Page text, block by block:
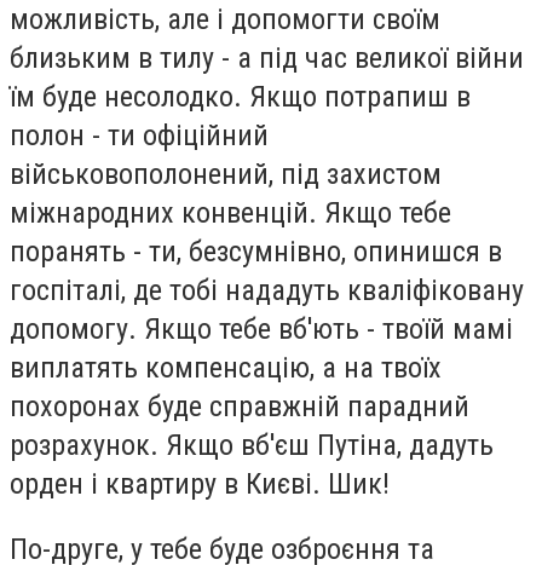
можливість, але і допомогти своїм
близьким в тилу - а під час великої війни
їм буде несолодко. Якщо потрапиш в
полон - ти офіційний
військовополонений, під захистом
міжнародних конвенцій. Якщо тебе
поранять - ти, безсумнівно, опинишся в
госпіталі, де тобі нададуть кваліфіковану
допомогу. Якщо тебе вб'ють - твоїй мамі
виплатять компенсацію, а на твоїх
похоронах буде справжній парадний
розрахунок. Якщо вб'єш Путіна, дадуть
орден і квартиру в Києві. Шик!
По-друге, у тебе буде озброєння та